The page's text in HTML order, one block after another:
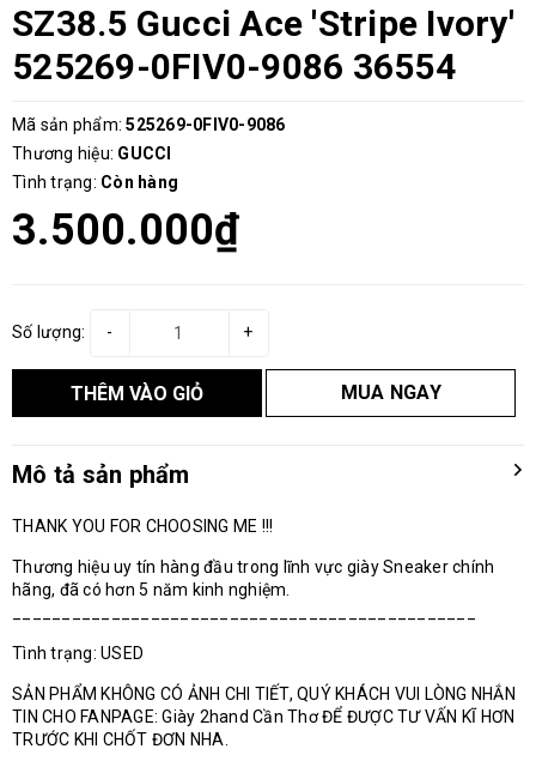
SZ38.5 Gucci Ace 'Stripe Ivory'
525269-0FIV0-9086 36554
Mã sản phẩm: 525269-0FIV0-9086
Thương hiệu: GUCCI
Tình trạng: Còn hàng
3.500.000₫
Số lượng: +
-
THÊM VÀO GIỎ MUA NGAY
Mô tả sản phẩm
THANK YOU FOR CHOOSING ME !!!
Thương hiệu uy tín hàng đầu trong lĩnh vực giày Sneaker chính
hãng, đã có hơn 5 năm kinh nghiệm.
Tình trạng: USED
SẢN PHẨM KHÔNG CÓ ẢNH CHI TIẾT, QUÝ KHÁCH VUI LÒNG NHẮN
TIN CHO FANPAGE: Giày 2hand Cần Thơ ĐỂ ĐƯỢC TƯ VẤN KĨ HƠN
TRƯỚC KHI CHỐT ĐƠN NHA.